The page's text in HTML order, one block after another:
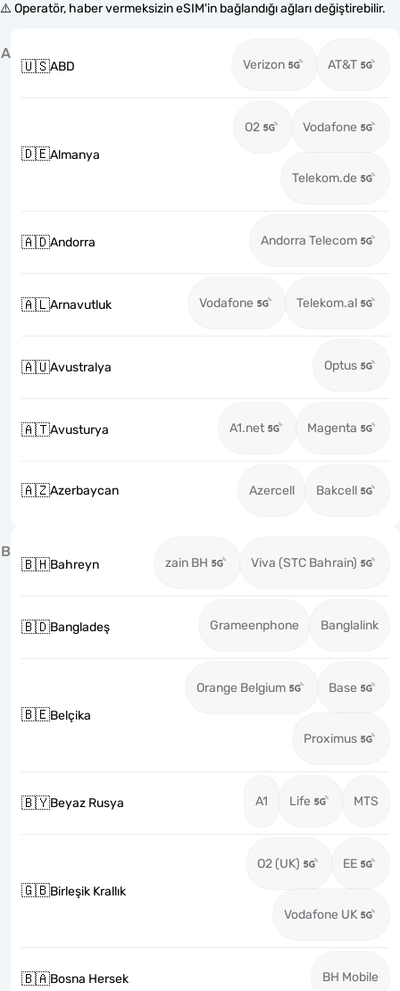
⚠️ Operatör, haber vermeksizin eSIM'in bağlandığı ağları değiştirebilir.
A
🇺🇸ABD Verizon AT&T
🇩🇪Almanya
O2 Vodafone
Telekom.de
🇦🇩Andorra Andorra Telecom
🇦🇱Arnavutluk Vodafone Telekom.al
🇦🇺Avustralya Optus
🇦🇹Avusturya A1.net Magenta
🇦🇿Azerbaycan Azercell Bakcell
B
🇧🇭Bahreyn zain BH Viva (STC Bahrain)
🇧🇩Bangladeş Grameenphone Banglalink
🇧🇪Belçika
Orange Belgium Base
Proximus
🇧🇾Beyaz Rusya A1 Life MTS
🇬🇧Birleşik Krallık
O2 (UK) EE
Vodafone UK
🇧🇦Bosna Hersek BH Mobile